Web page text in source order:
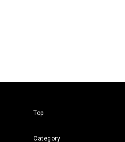
Top
Category